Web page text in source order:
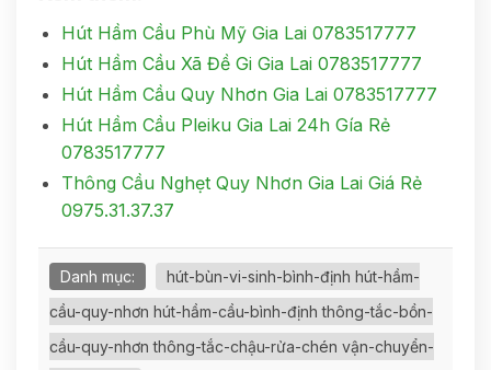
Hút Hầm Cầu Phù Mỹ Gia Lai 0783517777
Hút Hầm Cầu Xã Đề Gi Gia Lai 0783517777
Hút Hầm Cầu Quy Nhơn Gia Lai 0783517777
Hút Hầm Cầu Pleiku Gia Lai 24h Gía Rẻ
0783517777
Thông Cầu Nghẹt Quy Nhơn Gia Lai Giá Rẻ
0975.31.37.37
Danh mục:
hút-bùn-vi-sinh-bình-định hút-hầm-
cầu-quy-nhơn hút-hầm-cầu-bình-định thông-tắc-bồn-
cầu-quy-nhơn thông-tắc-chậu-rửa-chén vận-chuyển-